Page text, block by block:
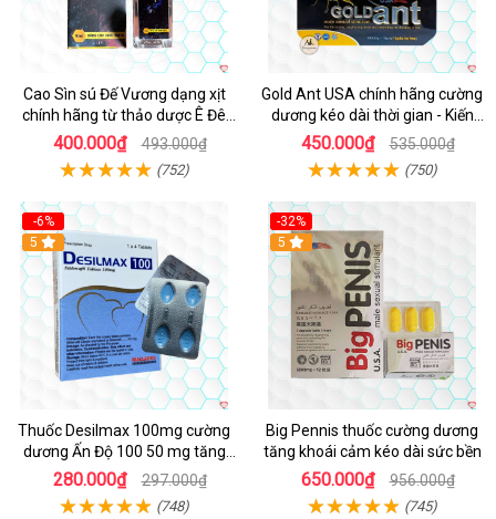
Cao Sìn sú Đế Vương dạng xịt
chính hãng từ thảo dược Ê Đê
Việt Nam
400.000₫ 493.000₫
(752)
Gold Ant USA chính hãng cường
dương kéo dài thời gian - Kiến
Vàng Đen Tây Tạng
450.000₫ 535.000₫
(750)
-6%
5
Thuốc Desilmax 100mg cường
dương Ấn Độ 100 50 mg tăng
sinh lý tốt nhất
280.000₫ 297.000₫
(748)
-32%
5
Big Pennis thuốc cường dương
tăng khoái cảm kéo dài sức bền
650.000₫ 956.000₫
(745)